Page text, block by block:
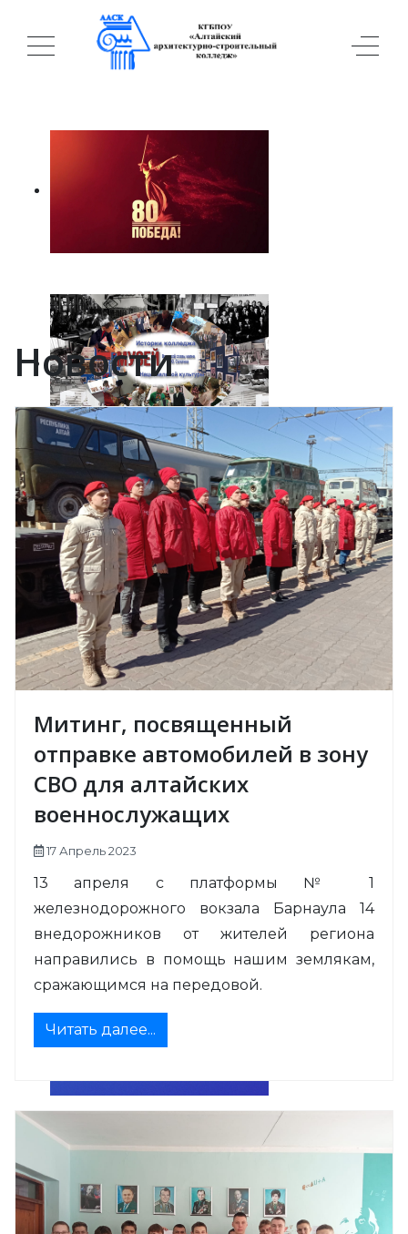
Новости
Митинг, посвященный
отправке автомобилей в зону
СВО для алтайских
военнослужащих
17 Апрель 2023
13 апреля с платформы № 1
железнодорожного вокзала Барнаула 14
внедорожников от жителей региона
направились в помощь нашим землякам,
сражающимся на передовой.
Читать далее...